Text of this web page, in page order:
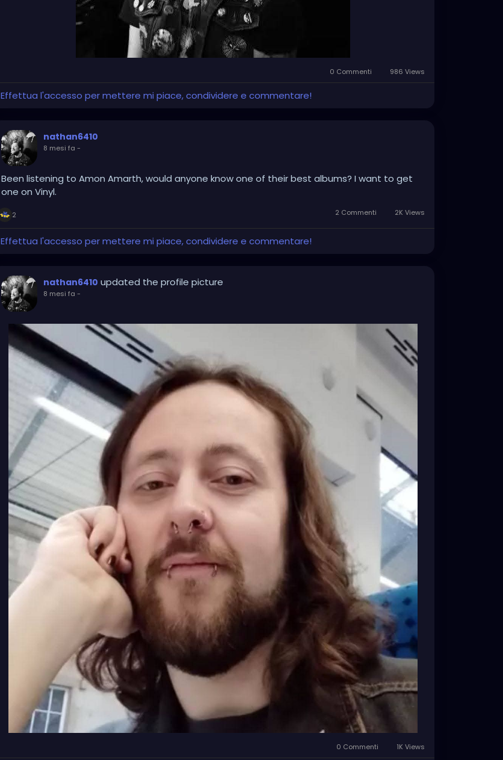
0 Commenti 986 Views
Effettua l'accesso per mettere mi piace, condividere e commentare!
nathan6410
8 mesi fa -
Been listening to Amon Amarth, would anyone know one of their best albums? I want to get
one on Vinyl.
2 2 Commenti 2K Views
Effettua l'accesso per mettere mi piace, condividere e commentare!
nathan6410 updated the profile picture
8 mesi fa -
0 Commenti 1K Views